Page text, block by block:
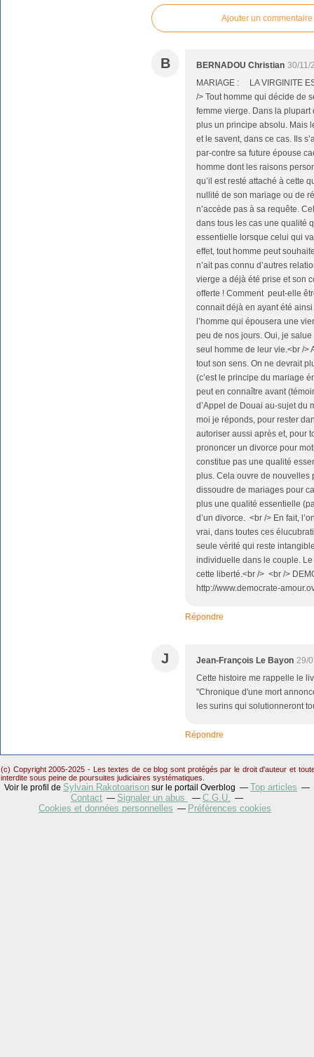
Ajouter un commentaire
B BERNADOU Christian 30/11/
MARIAGE : LA VIRGINITE
/> Tout homme qui décide de
femme vierge. Dans la plupart
plus un principe absolu. Mais
et le savent, dans ce cas. Ils
par-contre sa future épouse
homme dont les raisons
qu’il est resté attaché à cette
nullité de son mariage ou de
n’accède pas à sa requête.
dans tous les cas une qualité
essentielle lorsque celui qui
effet, tout homme peut
n’ait pas connu d’autres
vierge a déjà été prise et son
offerte ! Comment peut-elle
connait déjà en ayant été
l’homme qui épousera une
peu de nos jours. Oui, je
seul homme de leur vie.<br />
tout son sens. On ne devrait
(c’est le principe du mariage
peut en connaître avant
d’Appel de Douai au-sujet du
moi je réponds, pour rester
autoriser aussi après et, pour
prononcer un divorce pour
constitue pas une qualité
plus. Cela ouvre de nouvelles
dissoudre de mariages pour
plus une qualité essentielle
d’un divorce. <br /> En fait,
vrai, dans toutes ces
seule vérité qui reste
individuelle dans le couple.
cette liberté.<br /> <br />
http://www.democrate-
Répondre
J Jean-François Le Bayon 29/
Cette histoire me rappelle le
"Chronique d'une mort
les surins qui solutionneront
Répondre
(c) Copyright 2005-2025 - Les textes de ce blog sont protégés par le droit d'auteur et
interdite sous peine de poursuites judiciaires systématiques.
Voir le profil de Sylvain Rakotoarison sur le portail Overblog
Top articles
Contact
Signaler un abus
C.G.U.
Cookies et données personnelles
Préférences cookies